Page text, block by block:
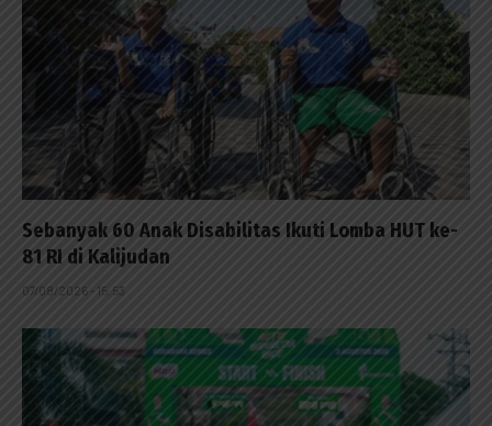
Sebanyak 60 Anak Disabilitas Ikuti Lomba HUT ke-
81 RI di Kalijudan
07/08/2026 - 15:53